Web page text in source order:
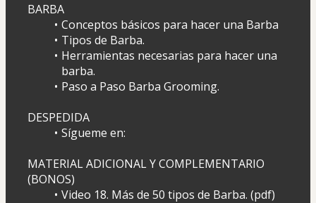
BARBA
Conceptos básicos para hacer una Barba
Tipos de Barba.
Herramientas necesarias para hacer una
barba.
Paso a Paso Barba Grooming.
DESPEDIDA
Sígueme en:
MATERIAL ADICIONAL Y COMPLEMENTARIO
(BONOS)
Video 18. Más de 50 tipos de Barba. (pdf)